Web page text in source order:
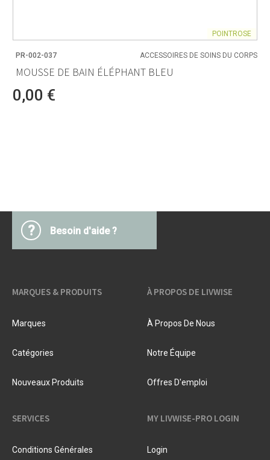
POINTROSE
PR-002-037 ACCESSOIRES DE SOINS DU CORPS
MOUSSE DE BAIN ÉLÉPHANT BLEU
0,00 €
? Besoin d'aide ?
MARQUES & PRODUITS
Marques
Catégories
Nouveaux Produits
À PROPOS DE LIVWISE
À Propos De Nous
Notre Équipe
Offres D'emploi
SERVICES
Conditions Générales
MY LIVWISE-PRO LOGIN
Login